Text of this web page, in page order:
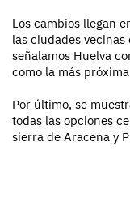
Los cambios llegan
las ciudades vecinas
señalamos Huelva
como la más
Por último, se
todas las opciones
sierra de Aracena y